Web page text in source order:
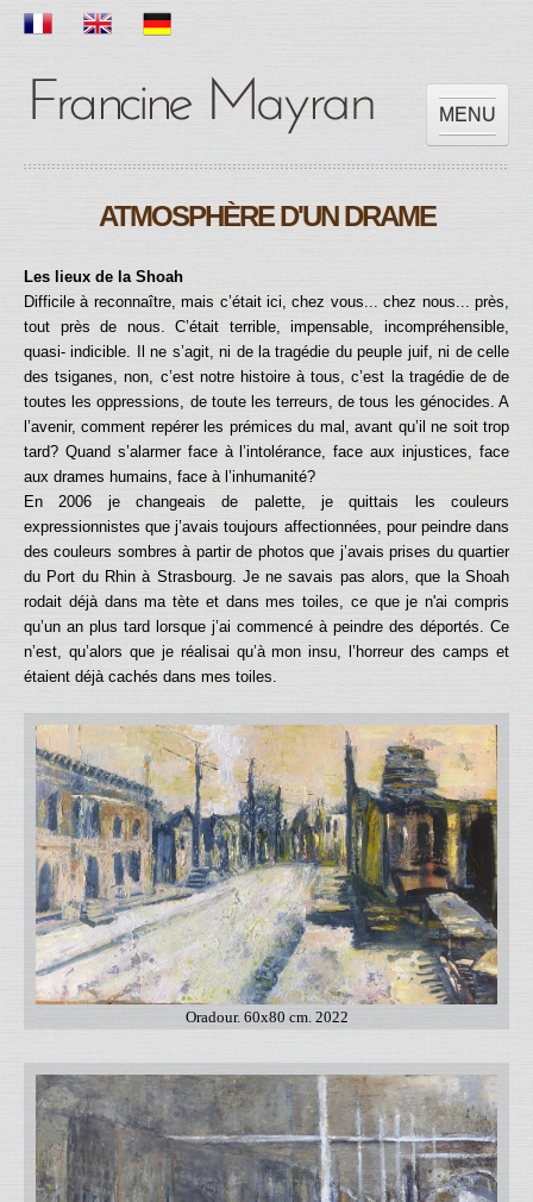
MENU
OEUVRES
PRESSES
VIDEOS
CONTACT
ATMOSPHÈRE D'UN DRAME
Les lieux de la Shoah
Difficile à reconnaître, mais c’était ici, chez vous... chez nous... près,
tout près de nous. C’était terrible, impensable, incompréhensible,
quasi- indicible. Il ne s’agit, ni de la tragédie du peuple juif, ni de celle
des tsiganes, non, c’est notre histoire à tous, c’est la tragédie de de
toutes les oppressions, de toute les terreurs, de tous les génocides. A
l’avenir, comment repérer les prémices du mal, avant qu’il ne soit trop
tard? Quand s’alarmer face à l’intolérance, face aux injustices, face
aux drames humains, face à l’inhumanité?
En 2006 je changeais de palette, je quittais les couleurs
expressionnistes que j’avais toujours affectionnées, pour peindre dans
des couleurs sombres à partir de photos que j’avais prises du quartier
du Port du Rhin à Strasbourg. Je ne savais pas alors, que la Shoah
rodait déjà dans ma tète et dans mes toiles, ce que je n'ai compris
qu’un an plus tard lorsque j’ai commencé à peindre des déportés. Ce
n’est, qu’alors que je réalisai qu’à mon insu, l’horreur des camps et
étaient déjà cachés dans mes toiles.
Oradour. 60x80 cm. 2022